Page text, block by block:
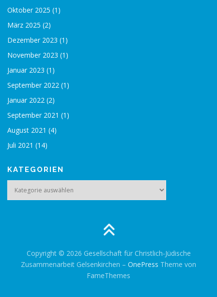
Oktober 2025 (1)
März 2025 (2)
Dezember 2023 (1)
November 2023 (1)
Januar 2023 (1)
September 2022 (1)
Januar 2022 (2)
September 2021 (1)
August 2021 (4)
Juli 2021 (14)
KATEGORIEN
Copyright © 2026 Gesellschaft für Christlich-Jüdische
Zusammenarbeit Gelsenkirchen – OnePress Theme von
FameThemes